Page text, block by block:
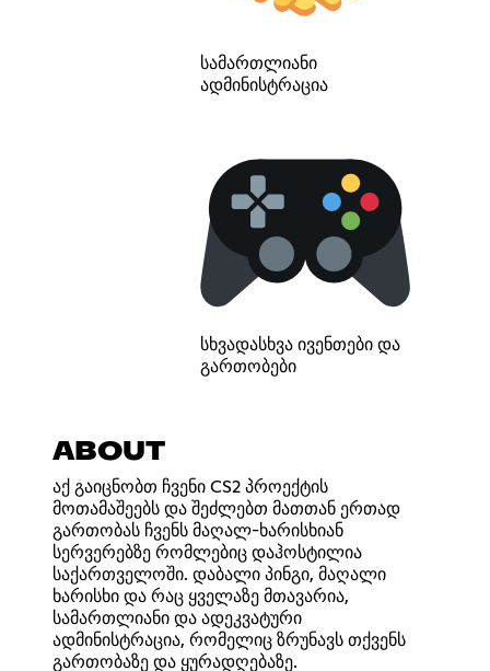
სამართლიანი
ადმინისტრაცია
სხვადასხვა ივენთები და
გართობები
ABOUT
აქ გაიცნობთ ჩვენი CS2 პროექტის
მოთამაშეებს და შეძლებთ მათთან ერთად
გართობას ჩვენს მაღალ-ხარისხიან
სერვერებზე რომლებიც დაჰოსტილია
საქართველოში. დაბალი პინგი, მაღალი
ხარისხი და რაც ყველაზე მთავარია,
სამართლიანი და ადეკვატური
ადმინისტრაცია, რომელიც ზრუნავს თქვენს
გართობაზე და ყურადღებაზე.